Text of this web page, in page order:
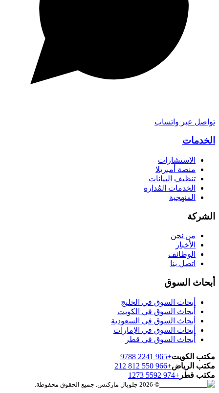
تواصل عبر واتساب
الخدمات
الاستشارات
منصة أمبريلا
تنظيف البيانات
الخدمات المُدارة
المنهجية
الشركة
من نحن
الأخبار
الوظائف
اتصل بنا
أبحاث السوق
أبحاث السوق في الخليج
أبحاث السوق في الكويت
أبحاث السوق في السعودية
أبحاث السوق في الإمارات
أبحاث السوق في قطر
مكتب الكويت+965 2241 9788
مكتب الرياض+966 550 812 212
مكتب قطر +974 5592 1273
© 2026 جلوبال ماركتس. جميع الحقوق محفوظة.